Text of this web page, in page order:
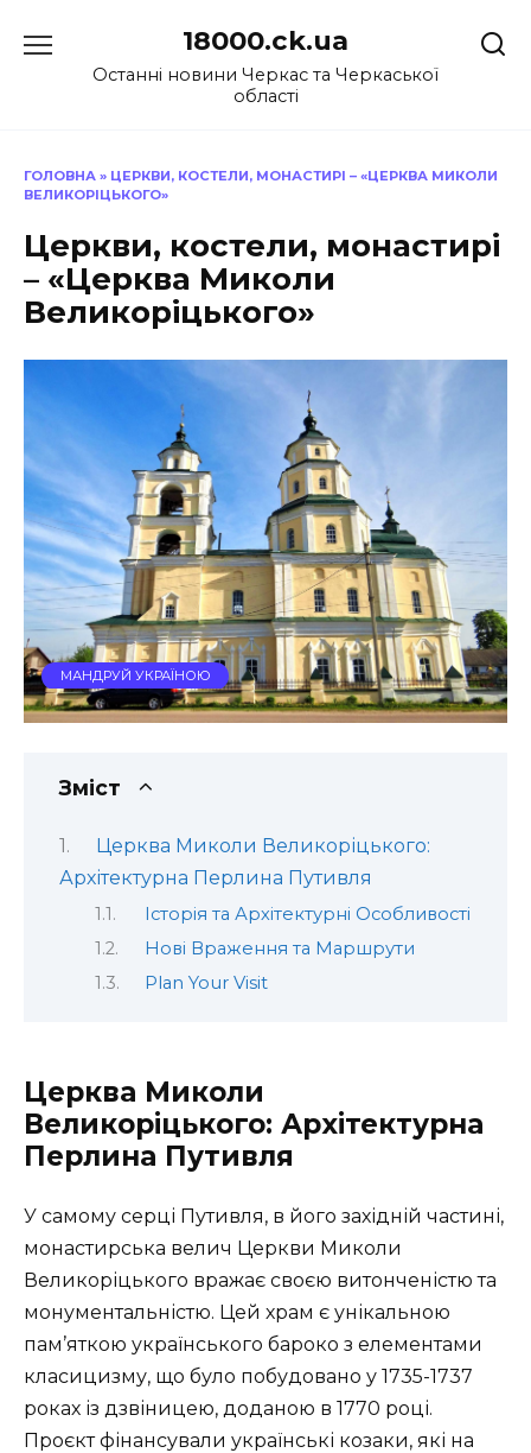
до
18000.ck.ua
Останні новини Черкас та Черкаської
області
ГОЛОВНА » ЦЕРКВИ, КОСТЕЛИ, МОНАСТИРІ – «ЦЕРКВА МИКОЛИ
ВЕЛИКОРІЦЬКОГО»
Церкви, костели, монастирі
– «Церква Миколи
Великоріцького»
МАНДРУЙ УКРАЇНОЮ
Зміст
Церква Миколи Великоріцького:
Архітектурна Перлина Путивля
Історія та Архітектурні Особливості
Нові Враження та Маршрути
Plan Your Visit
Церква Миколи
Великоріцького: Архітектурна
Перлина Путивля
У самому серці Путивля, в його західній частині,
монастирська велич Церкви Миколи
Великоріцького вражає своєю витонченістю та
монументальністю. Цей храм є унікальною
пам’яткою українського бароко з елементами
класицизму, що було побудовано у 1735-1737
роках із дзвіницею, доданою в 1770 році.
Проєкт фінансували українські козаки, які на